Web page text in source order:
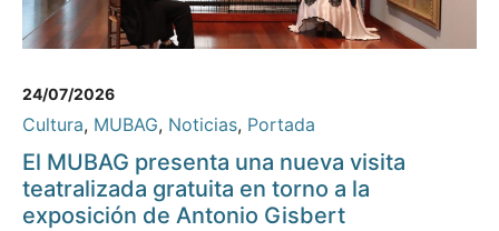
24/07/2026
Cultura, MUBAG, Noticias, Portada
El MUBAG presenta una nueva visita
teatralizada gratuita en torno a la
exposición de Antonio Gisbert